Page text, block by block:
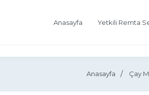
Anasayfa Yetkili Remta
Anasayfa Çay